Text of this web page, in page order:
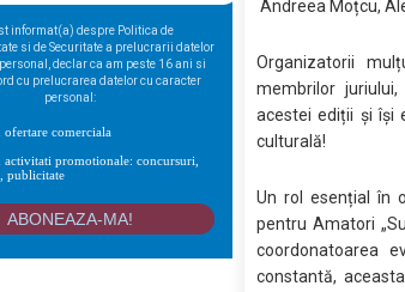
informat(a) despre Politica de
si de Securitate a prelucrarii datelor
declar ca am peste 16 ani si
cu prelucrarea datelor cu caracter
personal:
ofertare comerciala
activitati promotionale: concursuri,
publicitate
Andreea Moțcu,
Organizatorii
membrilor
acestei ediții și își
culturală!
Un rol esențial în
pentru Amatori
coordonatoarea
constantă,